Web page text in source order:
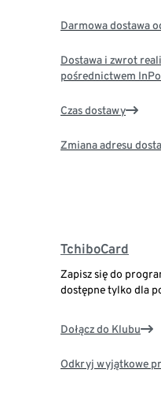
Darmowa dostawa
Dostawa i zwrot
pośrednictwem
Czas dostawy
Zmiana adresu
TchiboCard
Zapisz się do
dostępne tylko dla
Dołącz do Klubu
Odkryj wyjątkowe